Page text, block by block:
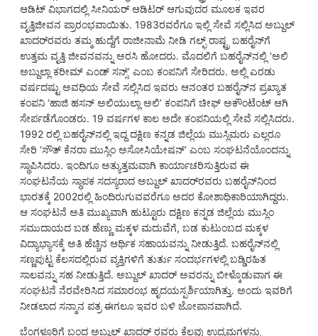
ಆಡಿಟ್ ವಿಭಾಗದಲ್ಲಿ ಸೀನಿಯರ್ ಆಡಿಟರ್ ಆಗುವುದರ ಮೂಲಕ ಇವರ
ವೃತ್ತಿಜೀವನ ಪ್ರಾರಂಭವಾಯಿತು. 1983ರವರೆಗೂ ಇಲ್ಲಿ ಸೇವೆ ಸಲ್ಲಿಸಿದ ಅಬ್ದುಲ್
ಖಾದರ್‌ರವರು ತಮ್ಮ ಹುದ್ದೆಗೆ ರಾಜೀನಾಮೆ ನೀಡಿ ಗಲ್ಫ್ ರಾಷ್ಟ್ರ ಬಹರೈನ್‌ಗೆ
ಉತ್ತಮ ವೃತ್ತಿ ಜೀವನವನ್ನು ಅರಸಿ ಹೋದರು. ಮೊದಲಿಗೆ ಬಹರೈನ್‌ನಲ್ಲಿ ‘ಅಲಿ
ಅಬ್ದುಲ್ಲಾ ಕರೀಮ್ ಎಂಡ್ ಸನ್ಸ್’ ಎಂಬ ಕಂಪನಿಗೆ ಸೇರಿದರು. ಅಲ್ಲಿ ಎರಡು
ವರ್ಷದಷ್ಟು ಅವಧಿಯ ಸೇವೆ ಸಲ್ಲಿಸಿದ ಇವರು ಆನಂತರ ಬಹರೈನ್‌ನ ಪ್ರಖ್ಯಾತ
ಕಂಪನಿ ‘ಹಾಜಿ ಹಸನ್ ಅಲಿಯುಲ್ಲಾ ಅಲಿ’ ಕಂಪನಿಗೆ ಚೀಫ್ ಅಕೌಂಟೆಂಟ್ ಆಗಿ
ಸೇರ್ಪಡೆಗೊಂಡರು. 19 ವರ್ಷಗಳ ಕಾಲ ಅದೇ ಕಂಪನಿಯಲ್ಲಿ ಸೇವೆ ಸಲ್ಲಿಸಿದರು.
1992 ರಲ್ಲಿ ಬಹರೈನ್‌ನಲ್ಲಿ ಇದ್ದ ದಕ್ಷಿಣ ಕನ್ನಡ ಜಿಲ್ಲೆಯ ಮುಸ್ಲಿಮರು ಎಲ್ಲರೂ
ಸೇರಿ ‘ಸೌತ್ ಕೆನರಾ ಮುಸ್ಲಿಂ ಅಸೋಸಿಯೇಷನ್’ ಎಂಬ ಸಂಘಟನೆಯೊಂದನ್ನು
ಸ್ಥಾಪಿಸಿದರು. ಇಂದಿಗೂ ಅತ್ಯುತ್ತಮವಾಗಿ ಕಾರ್ಯಾಚರಿಸುತ್ತಿರುವ ಈ
ಸಂಘಟನೆಯ ಸ್ಥಾಪಕ ಸದಸ್ಯರಾದ ಅಬ್ದುಲ್ ಖಾದರ್‌ರವರು ಬಹರೈನ್‌ನಿಂದ
ಭಾರತಕ್ಕೆ 2002ರಲ್ಲಿ ಹಿಂದಿರುಗುವವರೆಗೂ ಅದರ ಕೋಶಾಧಿಕಾರಿಯಾಗಿದ್ದರು.
ಆ ಸಂಘಟನೆ ಅತಿ ಮುಖ್ಯವಾಗಿ ಹುಟ್ಟೂರು ದಕ್ಷಿಣ ಕನ್ನಡ ಜಿಲ್ಲೆಯ ಮುಸ್ಲಿಂ
ಸಮುದಾಯದ ಬಡ ಹೆಣ್ಣು ಮಕ್ಕಳ ಮದುವೆಗೆ, ಬಡ ಕುಟುಂಬದ ಮಕ್ಕಳ
ವಿದ್ಯಾಭ್ಯಾಸಕ್ಕೆ ಅತಿ ಹೆಚ್ಚಿನ ಆರ್ಥಿಕ ಸಹಾಯವನ್ನು ನೀಡುತ್ತಿದೆ. ಬಹರೈನ್‌ನಲ್ಲಿ
ಸಣ್ಣಪುಟ್ಟ ಕೆಲಸದಲ್ಲಿರುವ ವ್ಯಕ್ತಿಗಳಿಗೆ ತುರ್ತು ಸಂದರ್ಭಗಳಲ್ಲಿ ಬಡ್ಡಿರಹಿತ
ಸಾಲವನ್ನು ಸಹ ನೀಡುತ್ತಿದೆ. ಅಬ್ದುಲ್ ಖಾದರ್ ಅವರನ್ನು ಬೀಳ್ಕೊಡುವಾಗ ಈ
ಸಂಘಟನೆ ನೆರವೇರಿಸಿದ ಸಮಾರಂಭ ಹೃದಯಸ್ಪರ್ಶಿಯಾಗಿತ್ತು. ಅಂದು ಇವರಿಗೆ
ನೀಡಲಾದ ಸನ್ಮಾನ ಪತ್ರ ಈಗಲೂ ಇವರ ಬಳಿ ಜೋಪಾನವಾಗಿದೆ.
ಬೆಂಗಳೂರಿಗೆ ಬಂದ ಅಬ್ದುಲ್ ಖಾದರ್ ರವರು ಕೆಲವು ಉದ್ಯಮಗಳನ್ನು